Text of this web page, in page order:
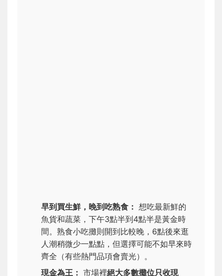
早到買生鮮，晚到吃熟食： 想吃最新鮮的
魚貨和蔬菜，下午3點半到4點半是黃金時
間。熟食小吃攤則開到比較晚，6點後來逛
人潮稍微少一點點，但選擇可能不如早來時
齊全（有些熱門品項會賣光）。
現金為王： 市場裡絕大多數攤位只收現